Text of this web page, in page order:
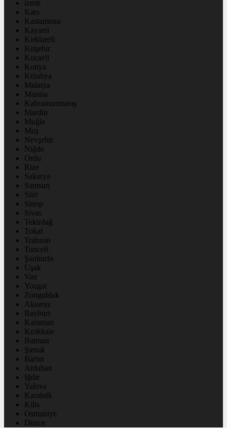
izmir
Kars
Kastamonu
Kayseri
Kırklareli
Kırşehir
Kocaeli
Konya
Kütahya
Malatya
Manisa
Kahramanmaraş
Mardin
Muğla
Muş
Nevşehir
Niğde
Ordu
Rize
Sakarya
Samsun
Siirt
Sinop
Sivas
Tekirdağ
Tokat
Trabzon
Tunceli
Şanlıurfa
Uşak
Van
Yozgat
Zonguldak
Aksaray
Bayburt
Karaman
Kırıkkale
Batman
Şırnak
Bartın
Ardahan
Iğdır
Yalova
Karabük
Kilis
Osmaniye
Düzce